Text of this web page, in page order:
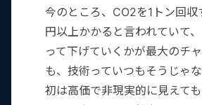
今のところ、CO2を1トン回収
円以上かかると言われていて
って下げていくかが最大のチ
も、技術っていつもそうじゃ
初は高価で非現実的に見えて